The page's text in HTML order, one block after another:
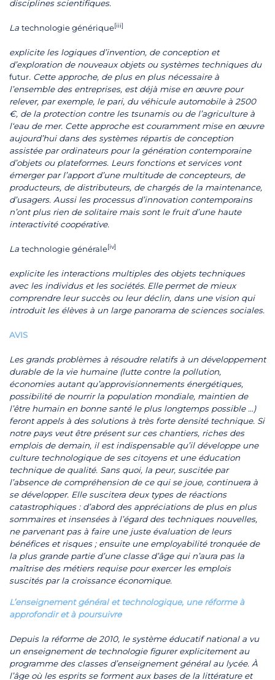
disciplines scientifiques.
La technologie générique[iii]
explicite les logiques d’invention, de conception et
d’exploration de nouveaux objets ou systèmes techniques du
futur. Cette approche, de plus en plus nécessaire à
l’ensemble des entreprises, est déjà mise en œuvre pour
relever, par exemple, le pari, du véhicule automobile à 2500
€, de la protection contre les tsunamis ou de l’agriculture à
l‘eau de mer. Cette approche est couramment mise en œuvre
aujourd’hui dans des systèmes répartis de conception
assistée par ordinateurs pour la génération contemporaine
d’objets ou plateformes. Leurs fonctions et services vont
émerger par l’apport d’une multitude de concepteurs, de
producteurs, de distributeurs, de chargés de la maintenance,
d’usagers. Aussi les processus d’innovation contemporains
n’ont plus rien de solitaire mais sont le fruit d’une haute
interactivité coopérative.
La technologie générale[iv]
explicite les interactions multiples des objets techniques
avec les individus et les sociétés. Elle permet de mieux
comprendre leur succès ou leur déclin, dans une vision qui
introduit les élèves à un large panorama de sciences sociales.
AVIS
Les grands problèmes à résoudre relatifs à un développement
durable de la vie humaine (lutte contre la pollution,
économies autant qu’approvisionnements énergétiques,
possibilité de nourrir la population mondiale, maintien de
l’être humain en bonne santé le plus longtemps possible …)
feront appels à des solutions à très forte densité technique. Si
notre pays veut être présent sur ces chantiers, riches des
emplois de demain, il est indispensable qu’il développe une
culture technologique de ses citoyens et une éducation
technique de qualité. Sans quoi, la peur, suscitée par
l’absence de compréhension de ce qui se joue, continuera à
se développer. Elle suscitera deux types de réactions
catastrophiques : d’abord des appréciations de plus en plus
sommaires et insensées à l’égard des techniques nouvelles,
ne parvenant pas à faire une juste évaluation de leurs
bénéfices et risques ; ensuite une employabilité tronquée de
la plus grande partie d’une classe d’âge qui n’aura pas la
maîtrise des métiers requise pour exercer les emplois
suscités par la croissance économique.
L’enseignement général et technologique, une réforme à
approfondir et à poursuivre
Depuis la réforme de 2010, le système éducatif national a vu
un enseignement de technologie figurer explicitement au
programme des classes d’enseignement général au lycée. À
l’âge où les esprits se forment aux bases de la littérature et